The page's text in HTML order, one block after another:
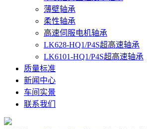
薄壁轴承
柔性轴承
高速伺服电机轴承
LK628-HQ1/P4S超高速轴承
LK6101-HQ1/P4S超高速轴承
质量标准
新闻中心
车间实景
联系我们